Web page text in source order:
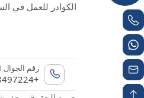
الكوادر للعمل في
رقم الجوال 1
+966538497224